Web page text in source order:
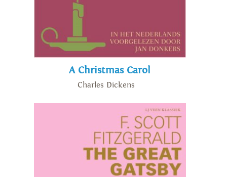
A Christmas Carol
Charles Dickens